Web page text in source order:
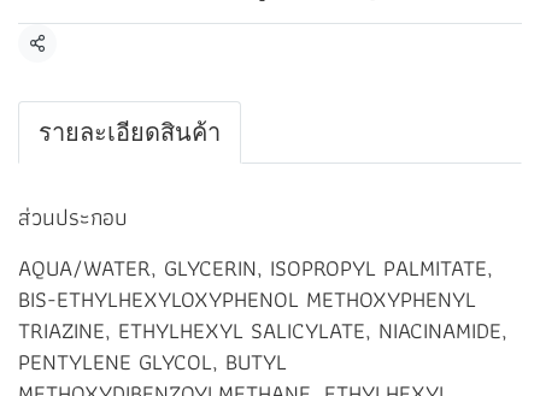
แชร์
รายละเอียดสินค้า
ส่วนประกอบ
AQUA/WATER, GLYCERIN, ISOPROPYL PALMITATE,
BIS-ETHYLHEXYLOXYPHENOL METHOXYPHENYL
TRIAZINE, ETHYLHEXYL SALICYLATE, NIACINAMIDE,
PENTYLENE GLYCOL, BUTYL